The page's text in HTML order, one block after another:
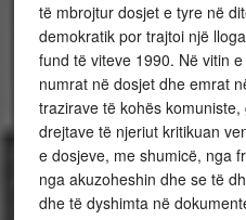
të mbrojtur dosjet e tyre në
demokratik por trajtoi një
fund të viteve 1990. Në vitin
numrat në dosjet dhe emrat
trazirave të kohës
drejtave të njeriut kritikuan
e dosjeve, me shumicë, nga
nga akuzoheshin dhe se të
dhe të dyshimta në